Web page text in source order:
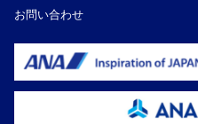
お問い合わせ